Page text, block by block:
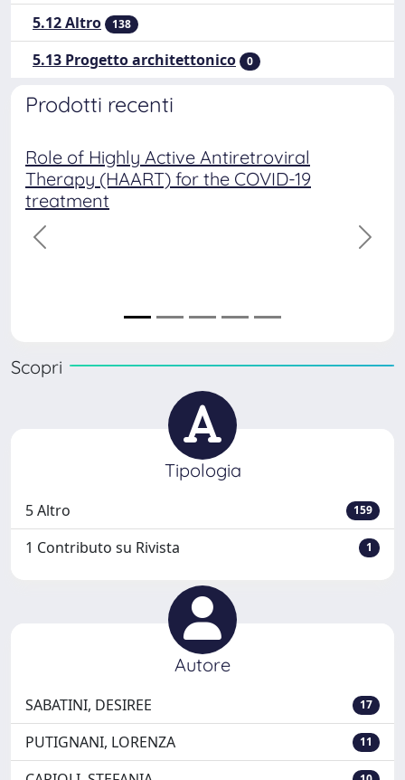
5.12 Altro 138
5.13 Progetto architettonico 0
Prodotti recenti
Role of Highly Active Antiretroviral
Therapy (HAART) for the COVID-19
treatment
precedente
Scopri
Tipologia
5 Altro 159
1 Contributo su Rivista 1
Autore
SABATINI, DESIREE 17
PUTIGNANI, LORENZA 11